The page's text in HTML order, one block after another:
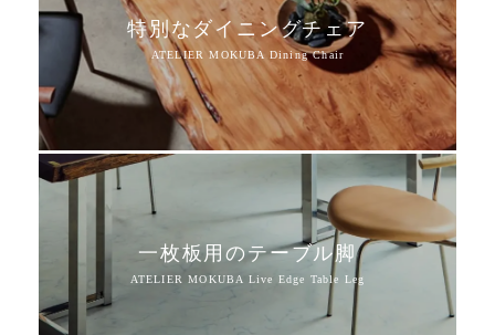
特別なダイニングチェア
一枚板用のテーブル脚